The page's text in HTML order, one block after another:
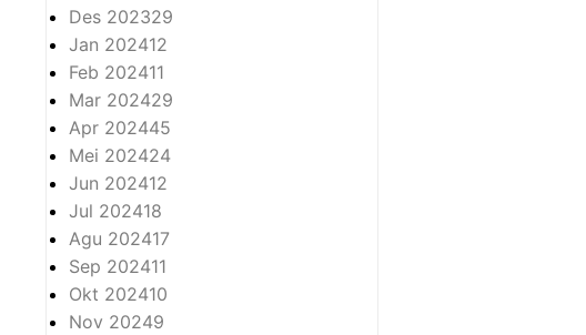
Des 202329
Jan 202412
Feb 202411
Mar 202429
Apr 202445
Mei 202424
Jun 202412
Jul 202418
Agu 202417
Sep 202411
Okt 202410
Nov 20249